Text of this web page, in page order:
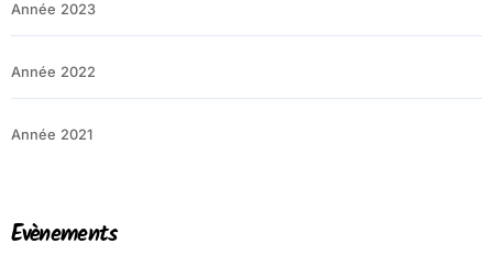
Année 2023
Année 2022
Année 2021
Evènements